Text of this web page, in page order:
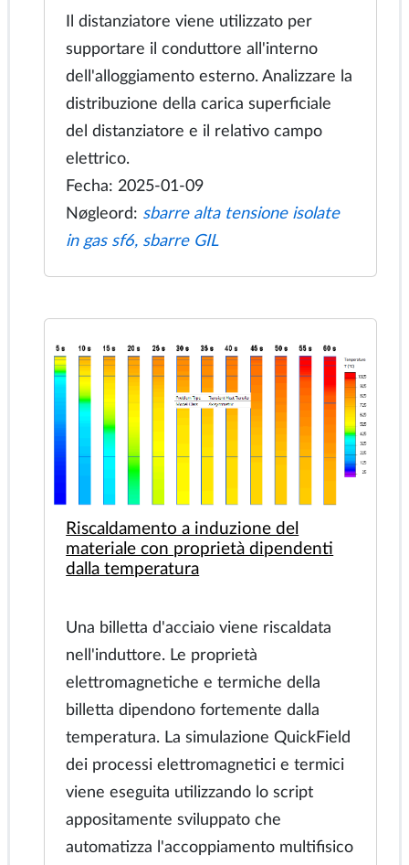
Distanziatore epossidico nella linea di
trasmissione isolata in gas HVDC
Il distanziatore viene utilizzato per
supportare il conduttore all'interno
dell'alloggiamento esterno. Analizzare la
distribuzione della carica superficiale
Fecha: 2025-01-09
Nøgleord: sbarre alta tensione isolate
in gas sf6, sbarre GIL
Riscaldamento a induzione del
materiale con proprietà dipendenti
dalla temperatura
Una billetta d'acciaio viene riscaldata
nell'induttore. Le proprietà
elettromagnetiche e termiche della